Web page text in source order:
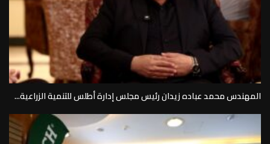
المهندس محمد عباده زيدان رئيس مجلس إدارة أطلس للتنمية الزراعية...